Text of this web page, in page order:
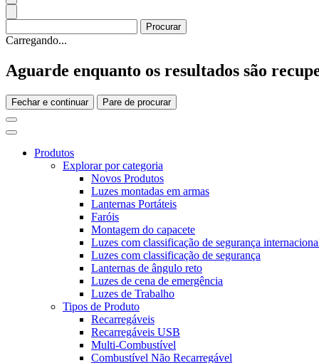
Carregando...
Aguarde enquanto os resultados são
Fechar e continuar Pare de procurar
Produtos
Explorar por categoria
Novos Produtos
Luzes montadas em armas
Lanternas Portáteis
Faróis
Montagem do capacete
Luzes com classificação de segurança
Luzes com classificação de segurança
Lanternas de ângulo reto
Luzes de cena de emergência
Luzes de Trabalho
Tipos de Produto
Recarregáveis
Recarregáveis USB
Multi-Combustível
Combustível Não Recarregável